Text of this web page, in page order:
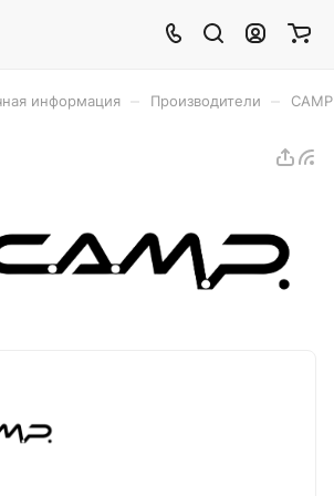
информация Производители CAMP